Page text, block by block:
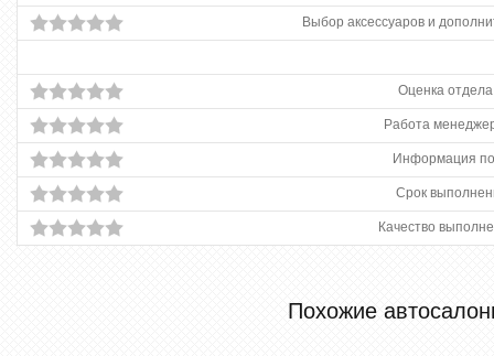
Выбор аксессуаров и
Оценка
Работа
Информация
Срок
Качество
Похожие